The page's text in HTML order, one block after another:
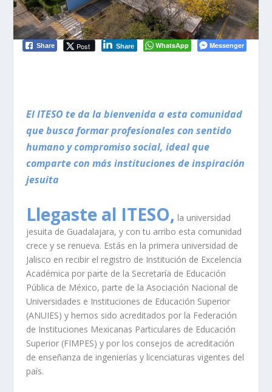
Share Post Share WhatsApp Messenger
El ITESO te da la bienvenida a esta comunidad
que busca formar profesionales con sentido
humano y compromiso social, ideal que
comparte con más instituciones de inspiración
jesuita
Llegaste al ITESO, la universidad
jesuita de Guadalajara, y con tu arribo esta comunidad
crece y se renueva. Estás en la primera universidad de
Jalisco en recibir el registro de Institución de Excelencia
Académica por parte de la Secretaría de Educación
Pública de México, parte de la Asociación Nacional de
Universidades e Instituciones de Educación Superior
(ANUIES) y hemos sido acreditados por la Federación
de Instituciones Mexicanas Particulares de Educación
Superior (FIMPES) y por los consejos de acreditación
de enseñanza de ingenierías y licenciaturas vigentes del
país.